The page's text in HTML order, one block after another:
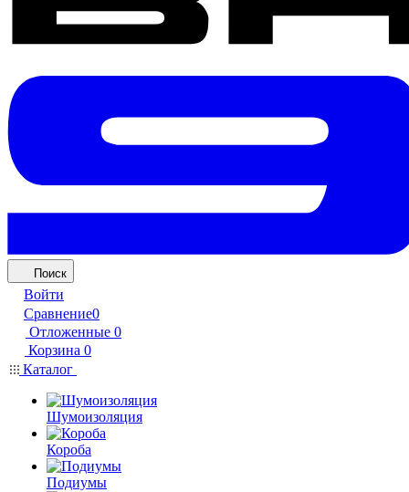
Поиск
Войти
Сравнение0
Отложенные 0
Корзина 0
Каталог
Шумоизоляция
Короба
Подиумы